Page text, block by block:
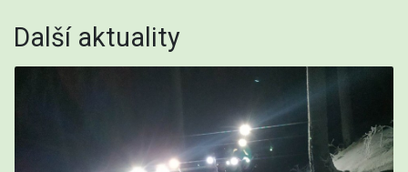
Další aktuality